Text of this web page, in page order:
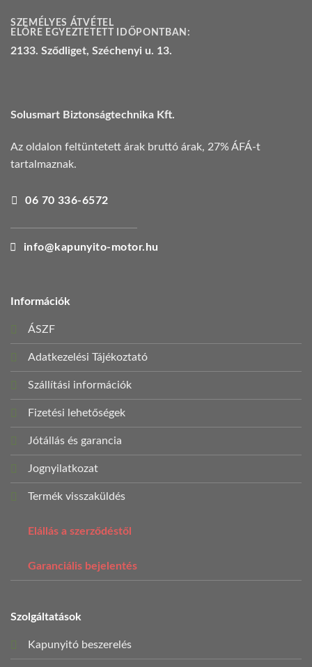
SZEMÉLYES ÁTVÉTEL
ELŐRE EGYEZTETETT IDŐPONTBAN:
2133. Sződliget, Széchenyi u. 13.
Solusmart Biztonságtechnika Kft.
Az oldalon feltüntetett árak bruttó árak, 27% ÁFÁ-t
tartalmaznak.
06 70 336-6572
info@kapunyito-motor.hu
Információk
ÁSZF
Adatkezelési Tájékoztató
Szállítási információk
Fizetési lehetőségek
Jótállás és garancia
Jognyilatkozat
Termék visszaküldés
Elállás a szerződéstől
Garanciális bejelentés
Szolgáltatások
Kapunyitó beszerelés